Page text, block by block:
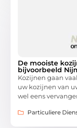
De mooiste
bijvoorbeeld
Kozijnen gaan
uw kozijnen van
wel eens
Particuliere